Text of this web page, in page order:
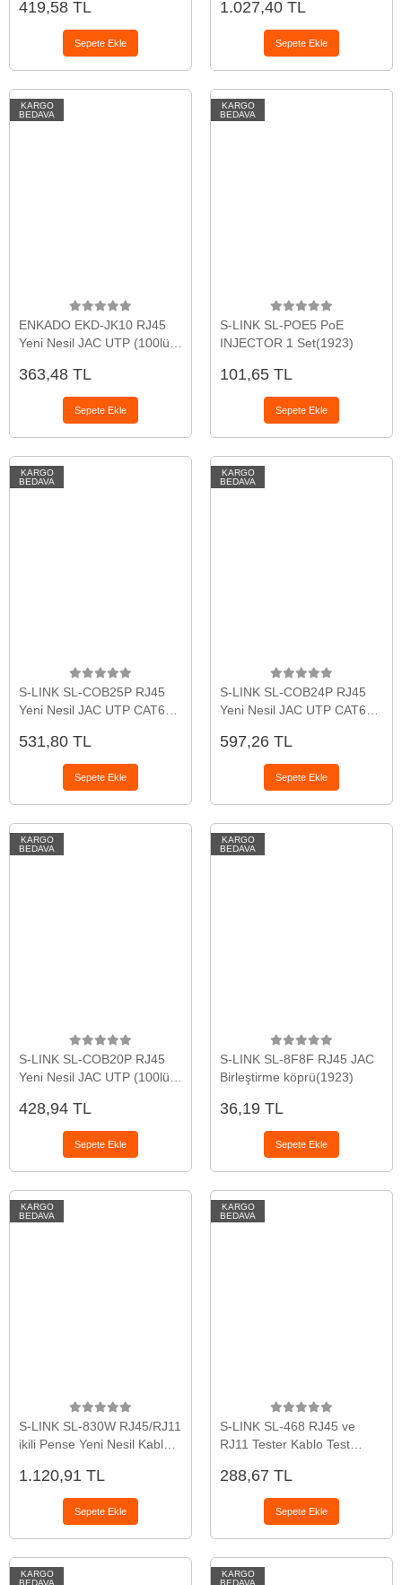
419,58 TL
Sepete Ekle
Sıkma Pensesi(1923)
1.027,40 TL
Sepete Ekle
KARGO
BEDAVA
ENKADO EKD-JK10 RJ45
Yeni Nesil JAC UTP (100lü
363,48 TL
Sepete Ekle
KARGO
BEDAVA
S-LINK SL-POE5 PoE
INJECTOR 1 Set(1923)
101,65 TL
Sepete Ekle
KARGO
BEDAVA
S-LINK SL-COB25P RJ45
Yeni Nesil JAC UTP CAT6
531,80 TL
Sepete Ekle
KARGO
BEDAVA
S-LINK SL-COB24P RJ45
Yeni Nesil JAC UTP CAT6
597,26 TL
Sepete Ekle
KARGO
BEDAVA
S-LINK SL-COB20P RJ45
Yeni Nesil JAC UTP (100lü
428,94 TL
Sepete Ekle
KARGO
BEDAVA
S-LINK SL-8F8F RJ45 JAC
Birleştirme köprü(1923)
36,19 TL
Sepete Ekle
KARGO
BEDAVA
S-LINK SL-830W RJ45/RJ11
ikili Pense Yeni Nesil Kablo
Pensesi(1923)
1.120,91 TL
Sepete Ekle
KARGO
BEDAVA
S-LINK SL-468 RJ45 ve
RJ11 Tester Kablo Test
288,67 TL
Sepete Ekle
KARGO
BEDAVA
KARGO
BEDAVA